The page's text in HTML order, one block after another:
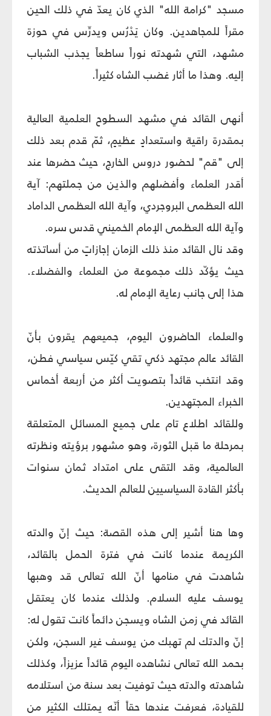
مسجد "كرامة الله" الذي كان يعدّ في ذلك الحين
مقراً للمجاهدين. وكان يَدْرُس ويدرِّس في حوزة
مشهد، التي شهدته نوراً ساطعاً يجذب الشباب
إليه. وهذا ما أثار غضب الشاه كثيراً.
أنهى القائد في مشهد السطوح العلمية العالية
بمقدرة راقية واستعدادٍ عظيمٍ، ثمّ قدم بعد ذلك
إلى "قم" لحضور دروس الخارج، حيث حضرها عند
أقدر العلماء وأفضلهم والذين من جملتهم: آية
الله العظمى البروجردي، وآية الله العظمى الداماد
وآية الله العظمى الإمام الخميني قدس سره.
وقد نال القائد منذ ذلك الزمان إجازاتٍ من أساتذته
حيث يؤكّد ذلك مجموعة من العلماء والفضلاء.
هذا إلى جانب رعاية الإمام له.
والعلماء الحاضرون اليوم، جميعهم يقرون بأنّ
القائد عالم مجتهد ذكي تقي كيّس سياسي فطن،
وقد انتخب قائداً بتصويت أكثر من أربعة أخماس
الخبراء المجتهدين.
وللقائد اطلاع تام على جميع المسائل المتعلقة
بمرحلة ما قبل الثورة، وهو مشهور برؤيته ونظرته
العالمية، وقد التقى على امتداد ثمان سنوات
بأكثر القادة السياسيين للعالم الحديث.
وها هنا أشير إلى هذه القصة: حيث إنّ والدته
الكريمة عندما كانت في فترة الحمل بالقائد،
شاهدت في منامها أنّ الله تعالى قد وهبها
يوسف عليه السلام. ولذلك عندما كان يعتقل
القائد في زمن الشاه ويسجن دائماً كانت تقول له:
إنّ والدتك لم تهبك من يوسف غير السجن، ولكن
بحمد الله تعالى نشاهده اليوم قائداً عزيزاً، وكذلك
شاهدته والدته حيث توفيت بعد سنة من استلامه
للقيادة، فعرفت عندها حقاً أنّه يمتلك الكثير من